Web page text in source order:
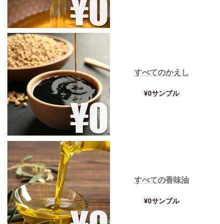
すべてのかえし
¥0サンプル
すべての香味油
¥0サンプル